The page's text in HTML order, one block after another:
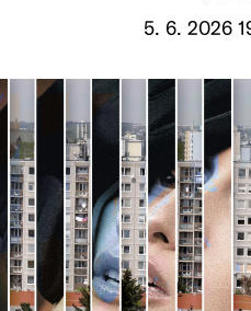
Vše o ČT
5. 6. 2026